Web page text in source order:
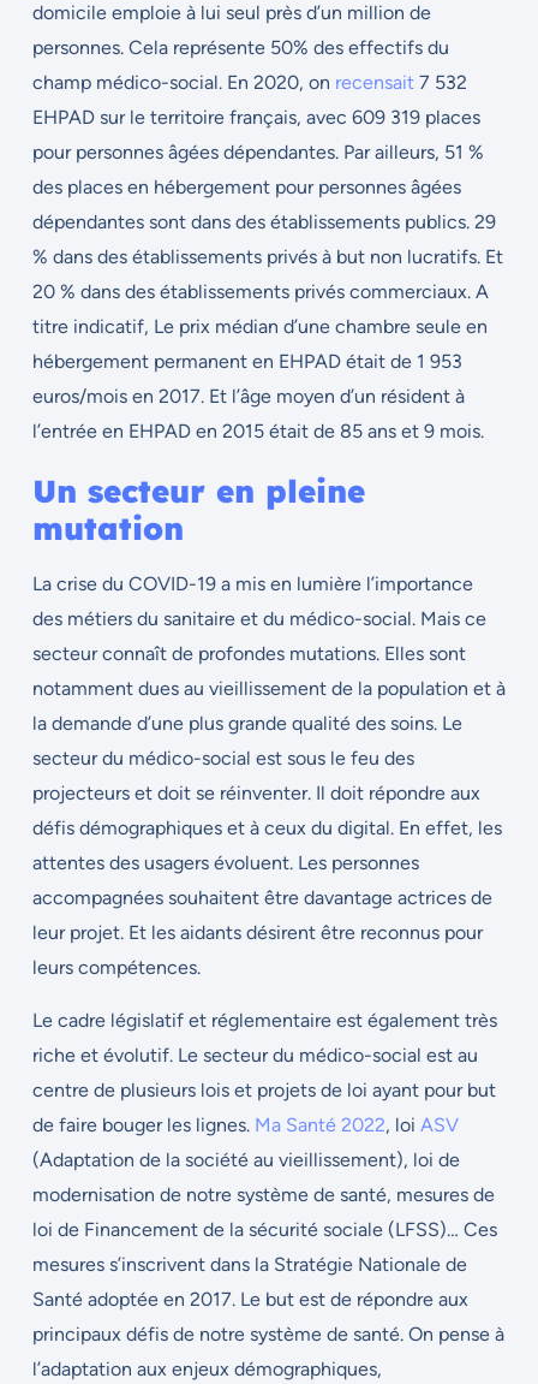
domicile emploie à lui seul près d’un million de
personnes. Cela représente 50% des effectifs du
champ médico-social. En 2020, on recensait7 532
EHPAD sur le territoire français, avec 609 319 places
pour personnes âgées dépendantes. Par ailleurs, 51 %
des places en hébergement pour personnes âgées
dépendantes sont dans des établissements publics. 29
% dans des établissements privés à but non lucratifs. Et
20 % dans des établissements privés commerciaux. A
titre indicatif, Le prix médian d’une chambre seule en
hébergement permanent en EHPAD était de 1 953
euros/mois en 2017. Et l’âge moyen d’un résident à
l’entrée en EHPAD en 2015 était de 85 ans et 9 mois.
Un secteur en pleine
mutation
La crise du COVID-19 a mis en lumière l’importance
des métiers du sanitaire et du médico-social. Mais ce
secteur connaît de profondes mutations. Elles sont
notamment dues au vieillissement de la population et à
la demande d’une plus grande qualité des soins. Le
secteur du médico-social est sous le feu des
projecteurs et doit se réinventer. Il doit répondre aux
défis démographiques et à ceux du digital. En effet, les
attentes des usagers évoluent. Les personnes
accompagnées souhaitent être davantage actrices de
leur projet. Et les aidants désirent être reconnus pour
leurs compétences.
Le cadre législatif et réglementaire est également très
riche et évolutif. Le secteur du médico-social est au
centre de plusieurs lois et projets de loi ayant pour but
de faire bouger les lignes. Ma Santé 2022, loi ASV
(Adaptation de la société au vieillissement), loi de
modernisation de notre système de santé, mesures de
loi de Financement de la sécurité sociale (LFSS)… Ces
mesures s’inscrivent dans la Stratégie Nationale de
Santé adoptée en 2017. Le but est de répondre aux
principaux défis de notre système de santé. On pense à
l’adaptation aux enjeux démographiques,